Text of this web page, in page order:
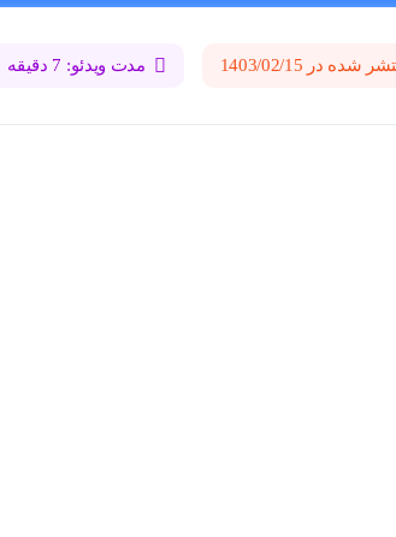
شده در 1403/02/15 مدت ویدئو: 7 دقیقه